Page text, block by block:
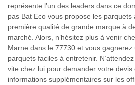
représente l’un des leaders dans ce
pas Bat Eco vous propose les parquets
première qualité de grande marque à
marché. Alors, n’hésitez plus à venir
Marne dans le 77730 et vous
parquets faciles à entretenir.
vite chez lui pour demander votre devis
informations supplémentaires sur les